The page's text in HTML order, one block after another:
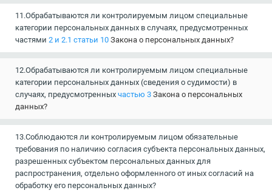
11.Обрабатываются ли контролируемым лицом специальные
категории персональных данных в случаях, предусмотренных
частями 2 и 2.1 статьи 10 Закона о персональных данных?
12.Обрабатываются ли контролируемым лицом специальные
категории персональных данных (сведения о судимости) в
случаях, предусмотренных частью 3 Закона о персональных
данных?
13.Соблюдаются ли контролируемым лицом обязательные
требования по наличию согласия субъекта персональных данных,
разрешенных субъектом персональных данных для
распространения, отдельно оформленного от иных согласий на
обработку его персональных данных?